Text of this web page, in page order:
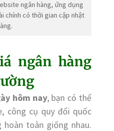
ngân hàng, ứng dụng
chính có thời gian cập nhật
ngân hàng
hôm nay, bạn có thể
công cụ quy đổi quốc
toàn giống nhau.